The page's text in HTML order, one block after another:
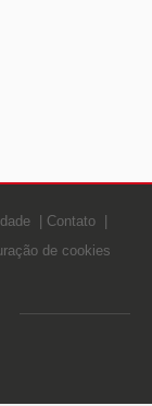
Contato
de cookies